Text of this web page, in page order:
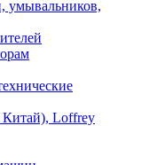
умывальников,
Китай), Loffrey